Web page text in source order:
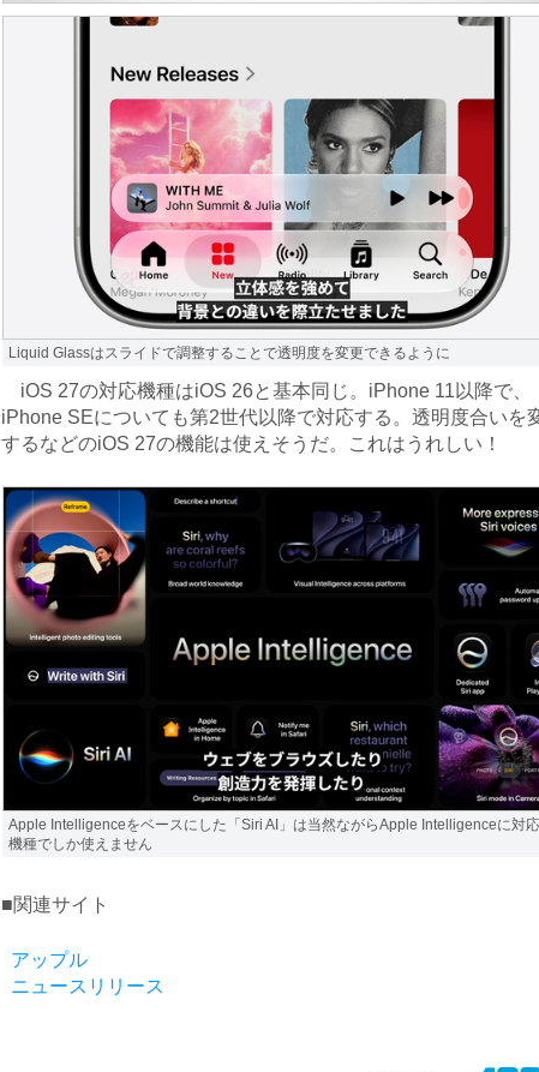
Liquid Glassはスライドで調整することで透明度を変更できるように
iOS 27の対応機種はiOS 26と基本同じ。iPhone 11以降で、
iPhone SEについても第2世代以降で対応する。透明度合いを
するなどのiOS 27の機能は使えそうだ。これはうれしい！
Apple Intelligenceをベースにした「Siri AI」は当然ながらApple Intelligenceに対
機種でしか使えません
■関連サイト
アップル
ニュースリリース